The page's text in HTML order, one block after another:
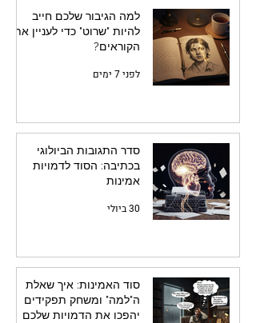
למה הגיבור שלכם חייב
להיות "שרוט" כדי לעניין את
הקוראים?
לפני 7 ימים
סדר התגובות הביולוגי
בכתיבה: הסוד לדמויות
אמינות
30 ביולי
סוד האמינות: איך שאלת
ה"למה" ומשחק תפקידים
יהפכו את הדמויות שלכם